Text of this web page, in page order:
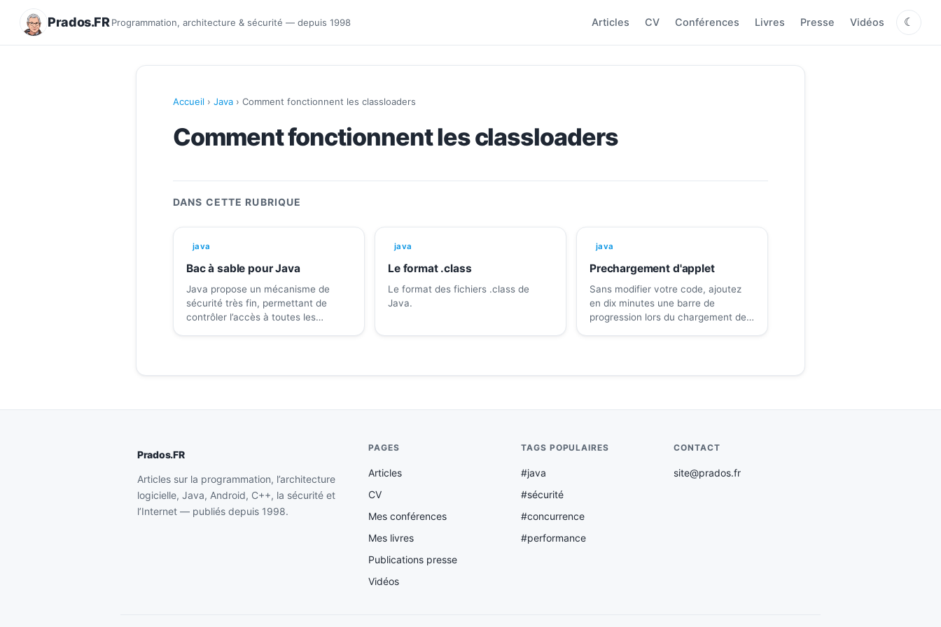
Prados.FR Programmation, architecture & sécurité — depuis 1998 Articles CV Conférences Livres Presse Vidéos ☾
Accueil › Java › Comment fonctionnent les classloaders
Comment fonctionnent les classloaders
DANS CETTE RUBRIQUE
Bac à sable pour Java
java
Java propose un mécanisme de
sécurité très fin, permettant de
contrôler l’accès à toutes les
Le format .class
java
Le format des fichiers .class de
Java.
Prechargement d'applet
java
Sans modifier votre code, ajoutez
en dix minutes une barre de
progression lors du chargement de
Prados.FR
Articles sur la programmation, l’architecture
logicielle, Java, Android, C++, la sécurité et
l’Internet — publiés depuis 1998.
PAGES
Articles
CV
Mes conférences
Mes livres
Publications presse
Vidéos
TAGS POPULAIRES
#java
#sécurité
#concurrence
#performance
CONTACT
site@prados.fr